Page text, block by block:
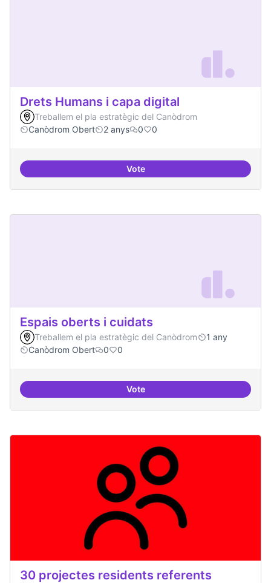
Drets Humans i capa digital
Treballem el pla estratègic del Canòdrom
Canòdrom Obert
2 anys 0 0
VoteDrets Humans i capa digital
Espais oberts i cuidats
Treballem el pla estratègic del Canòdrom
1 any
Canòdrom Obert
0 0
VoteEspais oberts i cuidats
30 projectes residents referents